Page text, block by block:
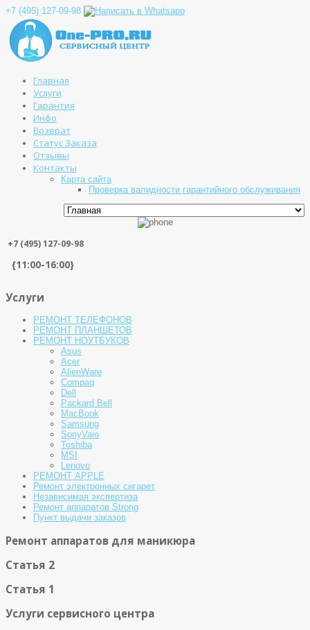
+7 (495) 127-09-98
Главная
Услуги
Гарантия
Инфо
Возврат
Статус Заказа
Отзывы
Контакты
Карта сайта
Проверка валидности гарантийного обслуживания
+7 (495) 127-09-98
{11:00-16:00}
Услуги
РЕМОНТ ТЕЛЕФОНОВ
РЕМОНТ ПЛАНШЕТОВ
РЕМОНТ НОУТБУКОВ
Asus
Acer
AlienWare
Compaq
Dell
Packard Bell
MacBook
Samsung
SonyVaio
Toshiba
MSI
Lenovo
РЕМОНТ APPLE
Ремонт электронных сигарет
Независимая экспертиза
Ремонт аппаратов Strong
Пункт выдачи заказов
Ремонт аппаратов для маникюра
Статья 2
Статья 1
Услуги сервисного центра